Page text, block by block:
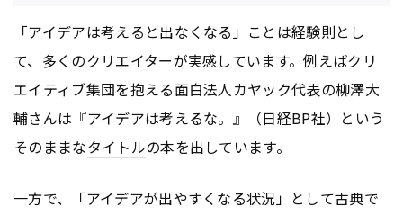
「アイデアは考えると出なくなる」ことは経験則とし
て、多くのクリエイターが実感しています。例えばクリ
エイティブ集団を抱える面白法人カヤック代表の柳澤大
輔さんは『アイデアは考えるな。』（日経BP社）という
そのままなタイトルの本を出しています。
一方で、「アイデアが出やすくなる状況」として古典で